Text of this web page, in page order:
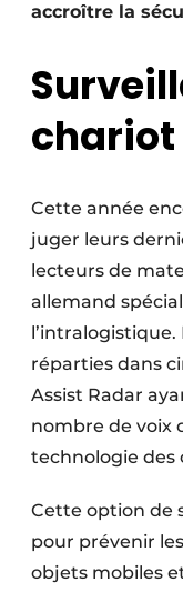
accroître la
Cette année
juger leurs
lecteurs de
allemand
réparties dans
Assist Radar
nombre de voix
technologie des
Cette option de
pour prévenir
objets mobiles